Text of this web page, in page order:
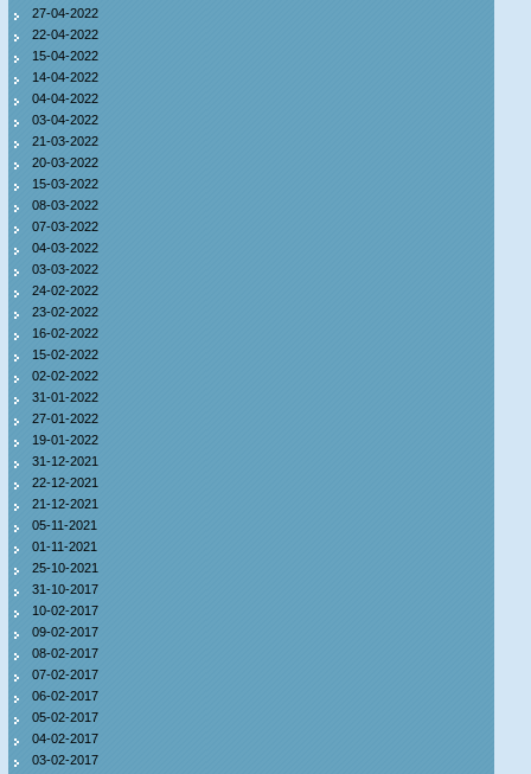
27-04-2022
22-04-2022
15-04-2022
14-04-2022
04-04-2022
03-04-2022
21-03-2022
20-03-2022
15-03-2022
08-03-2022
07-03-2022
04-03-2022
03-03-2022
24-02-2022
23-02-2022
16-02-2022
15-02-2022
02-02-2022
31-01-2022
27-01-2022
19-01-2022
31-12-2021
22-12-2021
21-12-2021
05-11-2021
01-11-2021
25-10-2021
31-10-2017
10-02-2017
09-02-2017
08-02-2017
07-02-2017
06-02-2017
05-02-2017
04-02-2017
03-02-2017